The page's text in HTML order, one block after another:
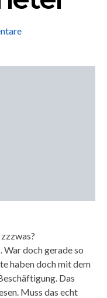
doch gerade so
haben doch mit dem
Das
Muss das echt